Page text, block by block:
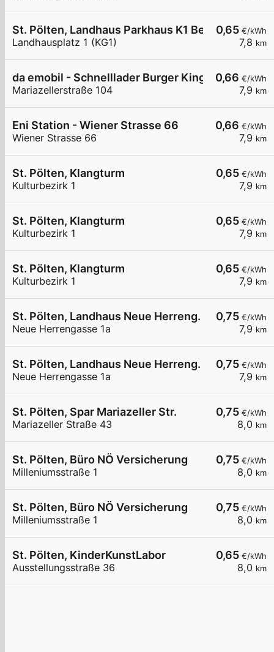
0,65 €/kWh
7,8 km
St. Pölten, Landhaus Parkhaus K1 Besucher
Landhausplatz 1 (KG1)
0,66 €/kWh
7,9 km
da emobil - Schnelllader Burger King St. Pölten
Mariazellerstraße 104
0,66 €/kWh
7,9 km
Eni Station - Wiener Strasse 66
Wiener Strasse 66
0,65 €/kWh
7,9 km
St. Pölten, Klangturm
Kulturbezirk 1
0,65 €/kWh
7,9 km
St. Pölten, Klangturm
Kulturbezirk 1
0,65 €/kWh
7,9 km
St. Pölten, Klangturm
Kulturbezirk 1
0,75 €/kWh
7,9 km
St. Pölten, Landhaus Neue Herreng.
Neue Herrengasse 1a
0,75 €/kWh
7,9 km
St. Pölten, Landhaus Neue Herreng.
Neue Herrengasse 1a
0,75 €/kWh
8,0 km
St. Pölten, Spar Mariazeller Str.
Mariazeller Straße 43
0,75 €/kWh
8,0 km
St. Pölten, Büro NÖ Versicherung
Milleniumsstraße 1
0,75 €/kWh
8,0 km
St. Pölten, Büro NÖ Versicherung
Milleniumsstraße 1
0,65 €/kWh
8,0 km
St. Pölten, KinderKunstLabor
Ausstellungsstraße 36